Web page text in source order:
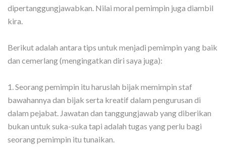
dipertanggungjawabkan. Nilai moral pemimpin juga diambil
kira.
Berikut adalah antara tips untuk menjadi pemimpin yang baik
dan cemerlang (mengingatkan diri saya juga):
1. Seorang pemimpin itu haruslah bijak memimpin staf
bawahannya dan bijak serta kreatif dalam pengurusan di
dalam pejabat. Jawatan dan tanggungjawab yang diberikan
bukan untuk suka-suka tapi adalah tugas yang perlu bagi
seorang pemimpin itu tunaikan.